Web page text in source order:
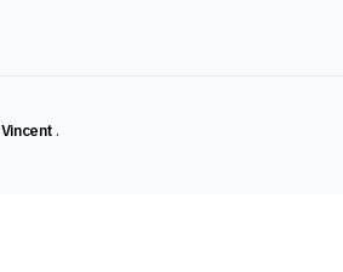
Vincent .